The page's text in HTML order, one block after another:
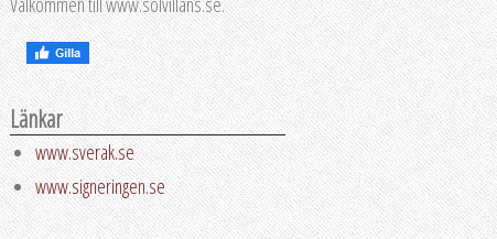
Länkar
www.sverak.se
www.signeringen.se